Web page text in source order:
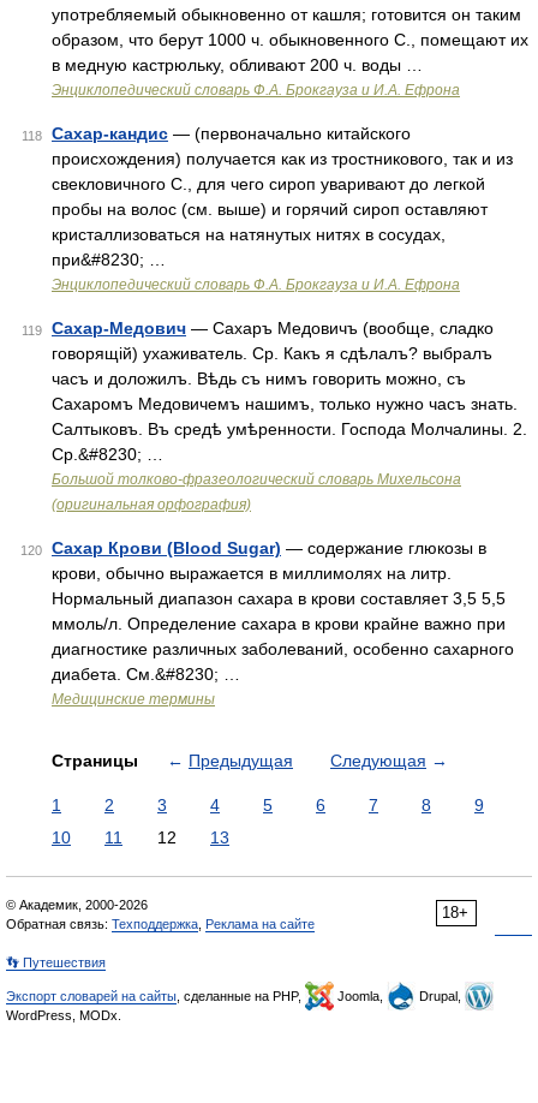
употребляемый обыкновенно от кашля; готовится он таким
образом, что берут 1000 ч. обыкновенного С., помещают их
в медную кастрюльку, обливают 200 ч. воды …
Энциклопедический словарь Ф.А. Брокгауза и И.А. Ефрона
118 Сахар-кандис — (первоначально китайского
происхождения) получается как из тростникового, так и из
свекловичного С., для чего сироп уваривают до легкой
пробы на волос (см. выше) и горячий сироп оставляют
кристаллизоваться на натянутых нитях в сосудах,
при&#8230; …
Энциклопедический словарь Ф.А. Брокгауза и И.А. Ефрона
119 Сахар-Медович — Сахаръ Медовичъ (вообще, сладко
говорящій) ухаживатель. Ср. Какъ я сдѣлалъ? выбралъ
часъ и доложилъ. Вѣдь съ нимъ говорить можно, съ
Сахаромъ Медовичемъ нашимъ, только нужно часъ знать.
Салтыковъ. Въ средѣ умѣренности. Господа Молчалины. 2.
Ср.&#8230; …
Большой толково-фразеологический словарь Михельсона
(оригинальная орфография)
120 Сахар Крови (Blood Sugar) — содержание глюкозы в
крови, обычно выражается в миллимолях на литр.
Нормальный диапазон сахара в крови составляет 3,5 5,5
ммоль/л. Определение сахара в крови крайне важно при
диагностике различных заболеваний, особенно сахарного
диабета. См.&#8230; …
Медицинские термины
Страницы ← Предыдущая Следующая →
1 2 3 4 5 6 7 8
9
10
11 12 13
18+
© Академик, 2000-2026
Обратная связь: Техподдержка Реклама на сайте
👣 Путешествия
Экспорт словарей на сайты , сделанные на PHP, Joomla,
Drupal,
WordPress, MODx.